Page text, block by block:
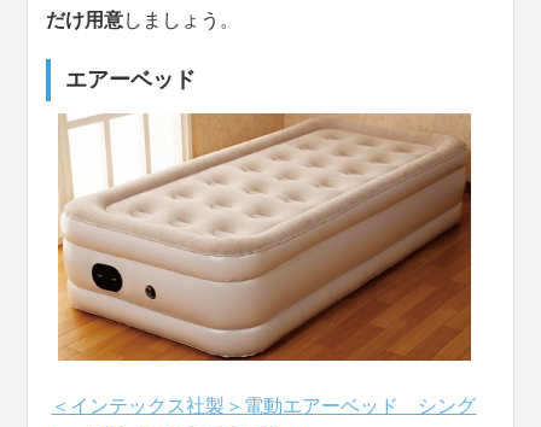
だけ用意しましょう。
エアーベッド
＜インテックス社製＞電動エアーベッド シング